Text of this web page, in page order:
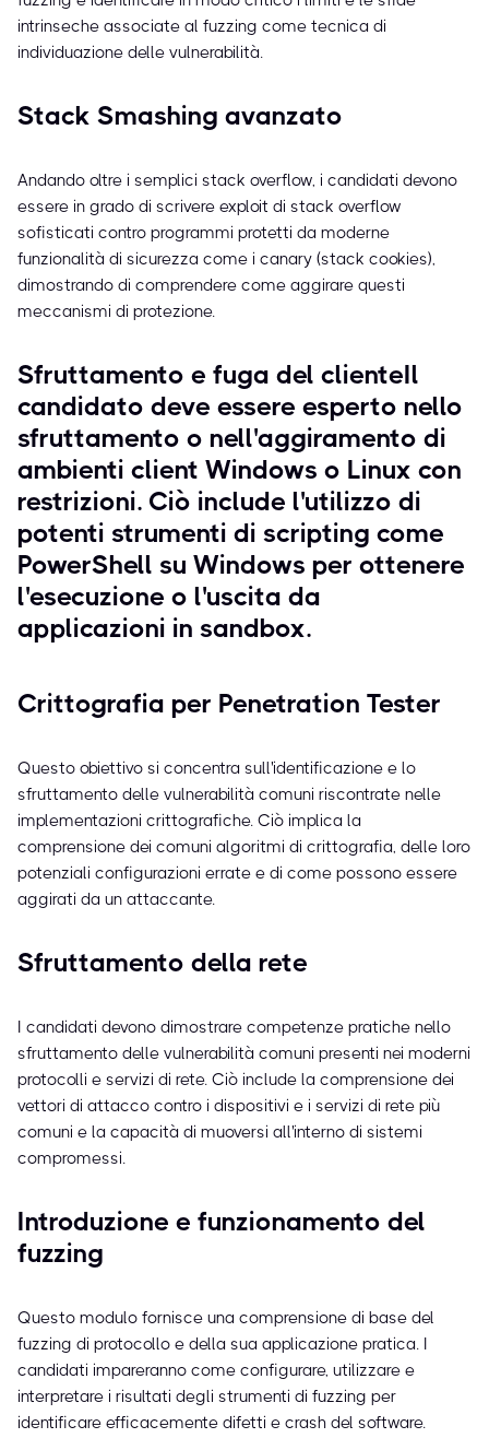
intrinseche associate al fuzzing come tecnica di
individuazione delle vulnerabilità.
Stack Smashing avanzato
Andando oltre i semplici stack overflow, i candidati devono
essere in grado di scrivere exploit di stack overflow
sofisticati contro programmi protetti da moderne
funzionalità di sicurezza come i canary (stack cookies),
dimostrando di comprendere come aggirare questi
meccanismi di protezione.
Sfruttamento e fuga del clienteIl
candidato deve essere esperto nello
sfruttamento o nell'aggiramento di
ambienti client Windows o Linux con
restrizioni. Ciò include l'utilizzo di
potenti strumenti di scripting come
PowerShell su Windows per ottenere
l'esecuzione o l'uscita da
applicazioni in sandbox.
Crittografia per Penetration Tester
Questo obiettivo si concentra sull'identificazione e lo
sfruttamento delle vulnerabilità comuni riscontrate nelle
implementazioni crittografiche. Ciò implica la
comprensione dei comuni algoritmi di crittografia, delle loro
potenziali configurazioni errate e di come possono essere
aggirati da un attaccante.
Sfruttamento della rete
I candidati devono dimostrare competenze pratiche nello
sfruttamento delle vulnerabilità comuni presenti nei moderni
protocolli e servizi di rete. Ciò include la comprensione dei
vettori di attacco contro i dispositivi e i servizi di rete più
comuni e la capacità di muoversi all'interno di sistemi
compromessi.
Introduzione e funzionamento del
fuzzing
Questo modulo fornisce una comprensione di base del
fuzzing di protocollo e della sua applicazione pratica. I
candidati impareranno come configurare, utilizzare e
interpretare i risultati degli strumenti di fuzzing per
identificare efficacemente difetti e crash del software.